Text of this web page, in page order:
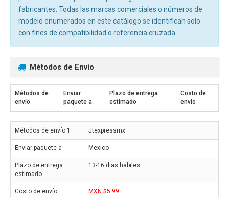
fabricantes. Todas las marcas comerciales o números de
modelo enumerados en este catálogo se identifican solo
con fines de compatibilidad o referencia cruzada.
Métodos de Envío
Métodos de
envío
Enviar
paquete a
Plazo de entrega
estimado
Costo de
envío
Jtexpressmx
Mexico
13-16 dias habiles
MXN $5.99